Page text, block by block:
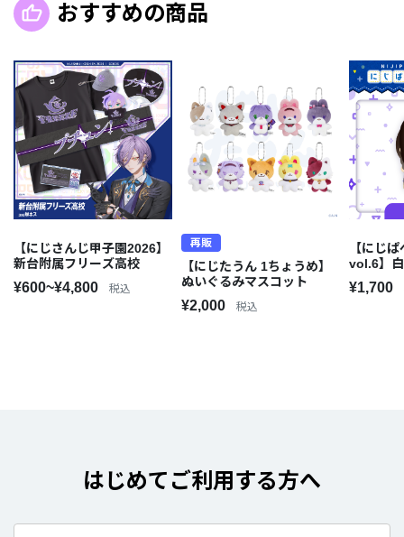
おすすめの商品
【にじさんじ甲子園2026】
新台附属フリーズ高校
¥600~¥4,800 税込
再販
【にじたうん 1ちょうめ】
ぬいぐるみマスコット
¥2,000 税込
【にじ
vol.6】
¥1,700
はじめてご利用する方へ